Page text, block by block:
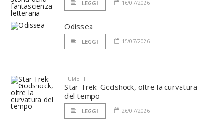
LEGGI 16/07/2026
Odissea
LEGGI 15/07/2026
FUMETTI
Star Trek: Godshock, oltre la curvatura
del tempo
LEGGI 26/07/2026